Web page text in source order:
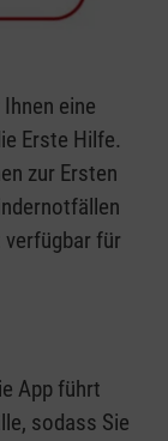
eine
Erste Hilfe.
zur Ersten
für
App führt
sodass Sie